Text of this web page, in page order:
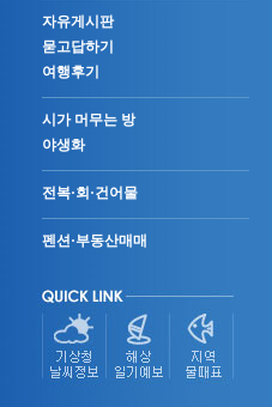
자유게시판
묻고답하기
여행후기
시가 머무는 방
야생화
전복·회·건어물
펜션·부동산매매